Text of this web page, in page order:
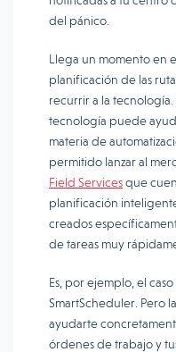
del pánico.
Llega un momento en
planificación de las
recurrir a la tecnología.
tecnología puede
materia de
permitido lanzar al
Field Servicesque
planificación
creados
de tareas muy
Es, por ejemplo, el
SmartScheduler. Pero
ayudarte
órdenes de trabajo y